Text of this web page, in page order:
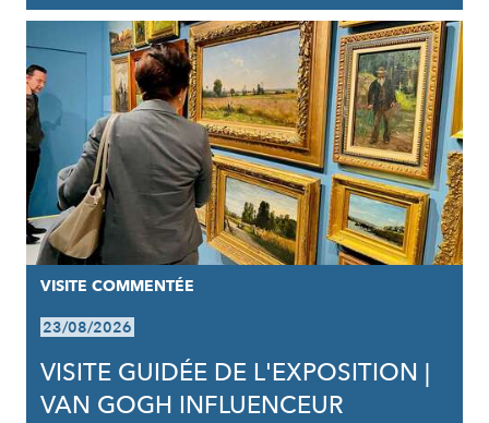
VISITE COMMENTÉE
23/08/2026
VISITE GUIDÉE DE L'EXPOSITION |
VAN GOGH INFLUENCEUR